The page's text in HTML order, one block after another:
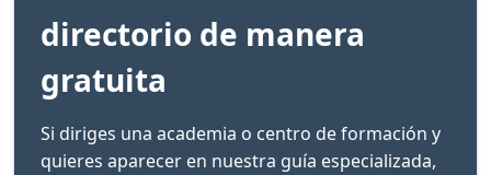
directorio de manera
gratuita
Si diriges una academia o centro de formación y
quieres aparecer en nuestra guía especializada,